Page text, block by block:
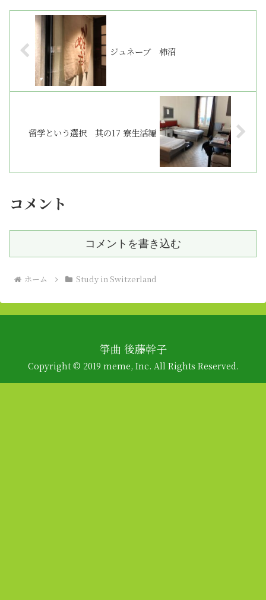
ジュネーブ 柿沼
留学という選択 其の17 寮生活編
コメント
コメントを書き込む
ホーム Study in Switzerland
箏曲 後藤幹子
Copyright © 2019 meme, Inc. All Rights Reserved.